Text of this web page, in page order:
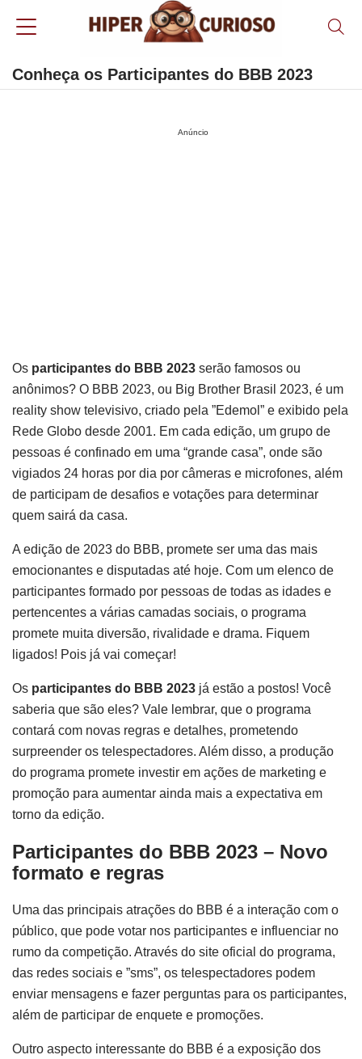
Conheça os Participantes do BBB 2023
Anúncio
Os participantes do BBB 2023 serão famosos ou
anônimos? O BBB 2023, ou Big Brother Brasil 2023, é um
reality show televisivo, criado pela ”Edemol” e exibido pela
Rede Globo desde 2001. Em cada edição, um grupo de
pessoas é confinado em uma “grande casa”, onde são
vigiados 24 horas por dia por câmeras e microfones, além
de participam de desafios e votações para determinar
quem sairá da casa.
A edição de 2023 do BBB, promete ser uma das mais
emocionantes e disputadas até hoje. Com um elenco de
participantes formado por pessoas de todas as idades e
pertencentes a várias camadas sociais, o programa
promete muita diversão, rivalidade e drama. Fiquem
ligados! Pois já vai começar!
Os participantes do BBB 2023 já estão a postos! Você
saberia que são eles? Vale lembrar, que o programa
contará com novas regras e detalhes, prometendo
surpreender os telespectadores. Além disso, a produção
do programa promete investir em ações de marketing e
promoção para aumentar ainda mais a expectativa em
torno da edição.
Participantes do BBB 2023 – Novo
formato e regras
Uma das principais atrações do BBB é a interação com o
público, que pode votar nos participantes e influenciar no
rumo da competição. Através do site oficial do programa,
das redes sociais e ”sms”, os telespectadores podem
enviar mensagens e fazer perguntas para os participantes,
além de participar de enquete e promoções.
Outro aspecto interessante do BBB é a exposição dos